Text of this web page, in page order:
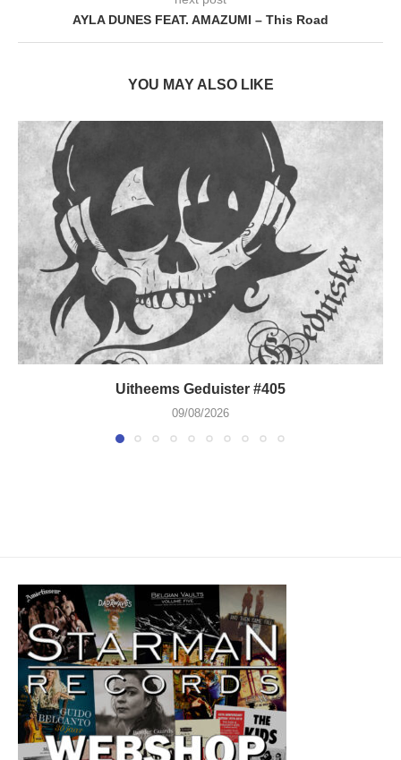
AYLA DUNES FEAT. AMAZUMI – This Road
YOU MAY ALSO LIKE
Uitheems Geduister #405
09/08/2026